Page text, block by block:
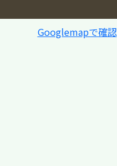
Googlemapで確認